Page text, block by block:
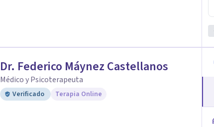
Dr. Federico Máynez Castellanos
Médico y Psicoterapeuta
Verificado Terapia Online